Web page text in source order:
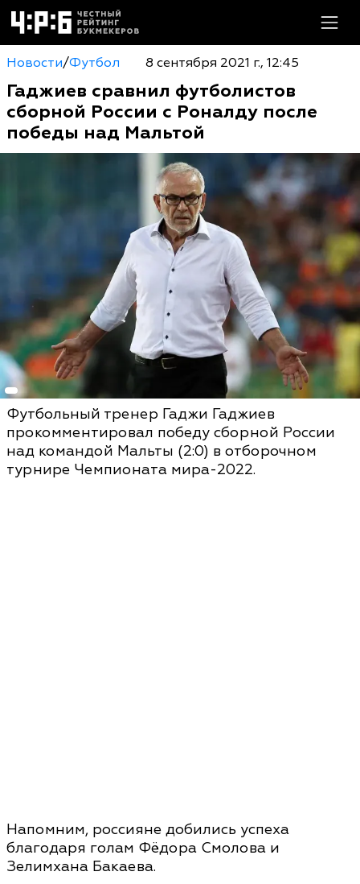
Новости/Футбол 8 сентября 2021 г., 12:45
Гаджиев сравнил футболистов
сборной России с Роналду после
победы над Мальтой
Футбольный тренер Гаджи Гаджиев
прокомментировал победу сборной России
над командой Мальты (2:0) в отборочном
турнире Чемпионата мира-2022.
Напомним, россияне добились успеха
благодаря голам Фёдора Смолова и
Зелимхана Бакаева.